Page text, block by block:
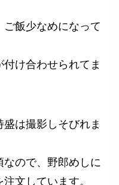
ご飯少なめになって
け合わせられてま
は撮影しそびれま
なので、野郎めしに
文しています。